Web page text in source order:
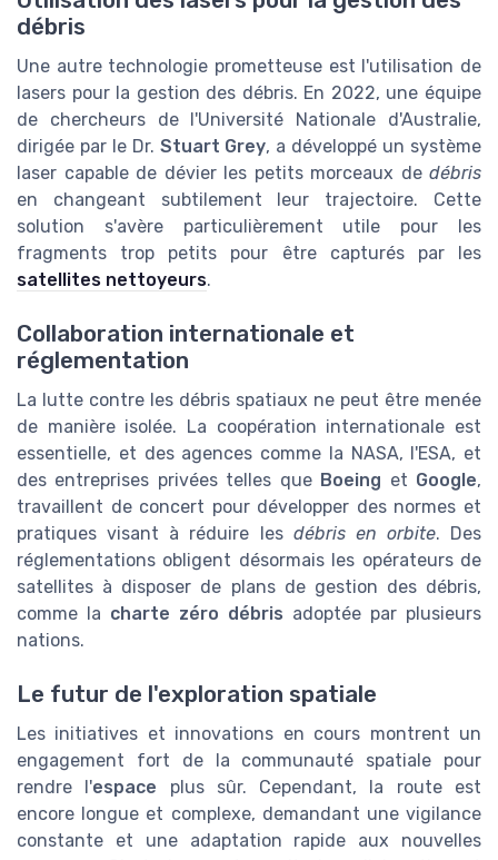
débris
Une autre technologie prometteuse est l'utilisation de
lasers pour la gestion des débris. En 2022, une équipe
de chercheurs de l'Université Nationale d'Australie,
dirigée par le Dr. Stuart Grey, a développé un système
laser capable de dévier les petits morceaux de débris
en changeant subtilement leur trajectoire. Cette
solution s'avère particulièrement utile pour les
fragments trop petits pour être capturés par les
satellites nettoyeurs.
Collaboration internationale et
réglementation
La lutte contre les débris spatiaux ne peut être menée
de manière isolée. La coopération internationale est
essentielle, et des agences comme la NASA, l'ESA, et
des entreprises privées telles que Boeing et Google,
travaillent de concert pour développer des normes et
pratiques visant à réduire les débris en orbite. Des
réglementations obligent désormais les opérateurs de
satellites à disposer de plans de gestion des débris,
comme la charte zéro débris adoptée par plusieurs
nations.
Le futur de l'exploration spatiale
Les initiatives et innovations en cours montrent un
engagement fort de la communauté spatiale pour
rendre l'espace plus sûr. Cependant, la route est
encore longue et complexe, demandant une vigilance
constante et une adaptation rapide aux nouvelles